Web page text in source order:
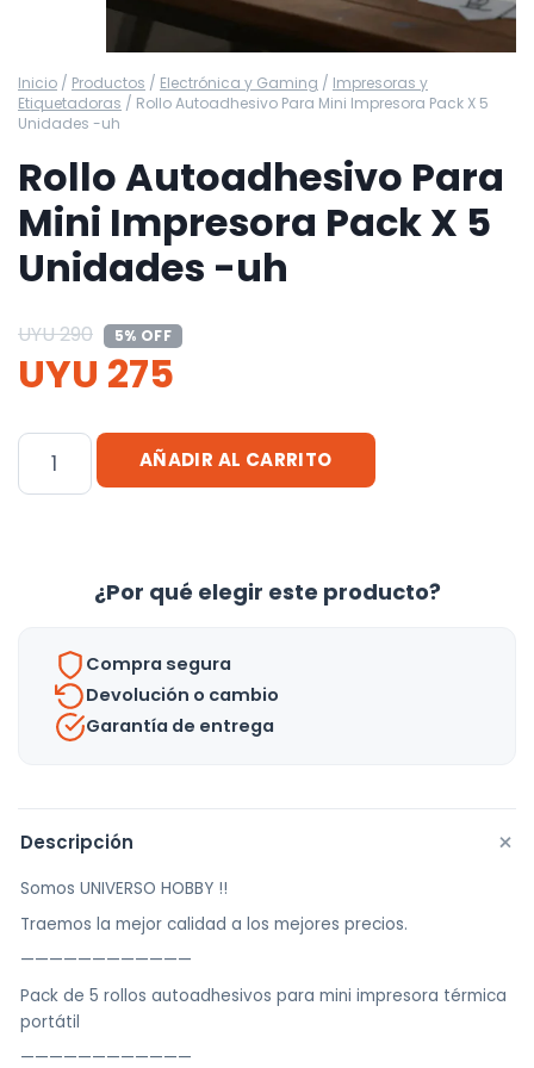
Inicio / Productos / Electrónica y Gaming / Impresoras y
Etiquetadoras / Rollo Autoadhesivo Para Mini Impresora Pack X 5
Unidades -uh
Rollo Autoadhesivo Para
Mini Impresora Pack X 5
Unidades -uh
UYU290 5% OFF
UYU 275
Rollo
Autoadhesivo
Unidades
AÑADIR AL CARRITO
¿Por qué elegir este producto?
Compra segura
Devolución o cambio
Garantía de entrega
Descripción +
Somos UNIVERSO HOBBY !!
Traemos la mejor calidad a los mejores precios.
————————————
Pack de 5 rollos autoadhesivos para mini impresora térmica
portátil
————————————